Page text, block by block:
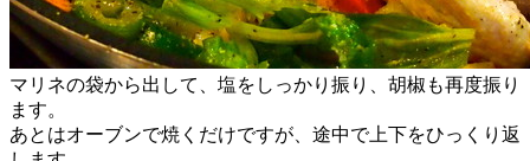
マリネの袋から出して、塩をしっかり振り、胡椒も再度振り
ます。
あとはオーブンで焼くだけですが、途中で上下をひっくり返